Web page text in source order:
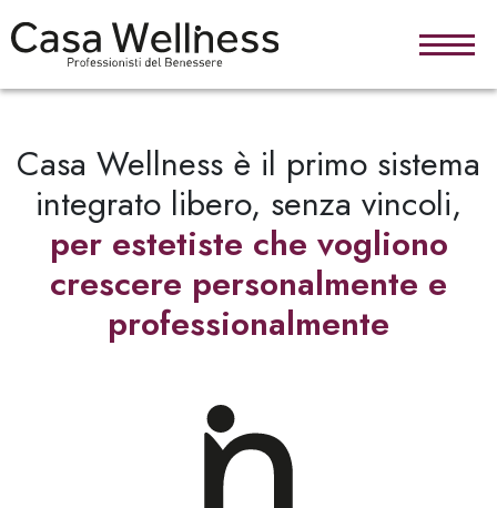
Casa Wellness è il primo sistema
integrato libero, senza vincoli,
per estetiste che vogliono
crescere personalmente e
professionalmente